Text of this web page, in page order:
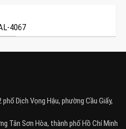
4067
Dịch Vọng Hậu, phường Cầu Giấy,
Tân Sơn Hòa, thành phố Hồ Chí Minh